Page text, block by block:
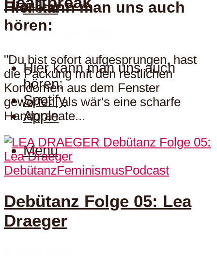
Menu
Hier kann man uns auch
hören:
Hier kann man uns auch
hören:
Spotify
Apple
Menu
16. November 2022
"Du bist sofort aufgesprungen, hast
die Packung mit den restlichen
Kondomen aus dem Fenster
geworfen, als wär's eine scharfe
Handgranate...
DebütanzFeminismusPodcast
Debütanz Folge 05: Lea
Draeger